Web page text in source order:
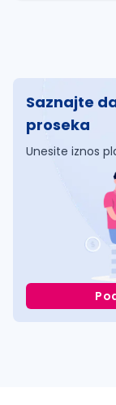
Saznajte
proseka
Unesite iznos